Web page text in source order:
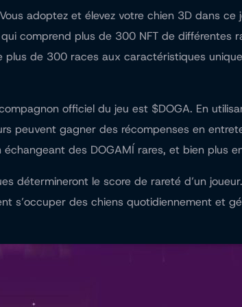
adoptez et élevez votre chien 3D dans
comprend plus de 300 NFT de différentes
de 300 races aux caractéristiques
officiel du jeu est $DOGA. En
peuvent gagner des récompenses en
des DOGAMÍ rares, et bien plus
détermineront le score de rareté d’un
s’occuper des chiens quotidiennement et